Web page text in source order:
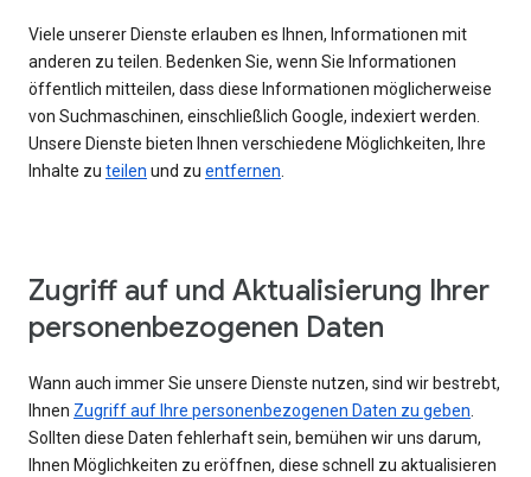
Viele unserer Dienste erlauben es Ihnen, Informationen mit
anderen zu teilen. Bedenken Sie, wenn Sie Informationen
öffentlich mitteilen, dass diese Informationen möglicherweise
von Suchmaschinen, einschließlich Google, indexiert werden.
Unsere Dienste bieten Ihnen verschiedene Möglichkeiten, Ihre
Inhalte zu teilen und zu entfernen.
Zugriff auf und Aktualisierung Ihrer
personenbezogenen Daten
Wann auch immer Sie unsere Dienste nutzen, sind wir bestrebt,
Ihnen Zugriff auf Ihre personenbezogenen Daten zu geben.
Sollten diese Daten fehlerhaft sein, bemühen wir uns darum,
Ihnen Möglichkeiten zu eröffnen, diese schnell zu aktualisieren